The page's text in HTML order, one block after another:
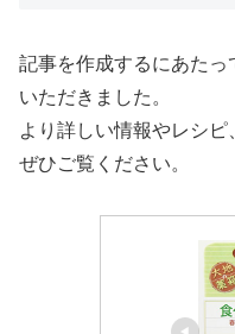
記事を作成するにあたっ
いただきました。
より詳しい情報やレシピ
ぜひご覧ください。